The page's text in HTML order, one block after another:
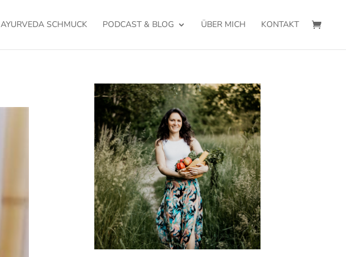
AYURVEDA SCHMUCK PODCAST & BLOG ÜBER MICH KONTAKT